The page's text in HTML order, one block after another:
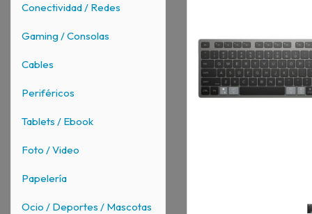
Conectividad / Redes
Gaming / Consolas
Cables
Periféricos
Tablets / Ebook
Foto / Video
Papelería
Ocio / Deportes / Mascotas